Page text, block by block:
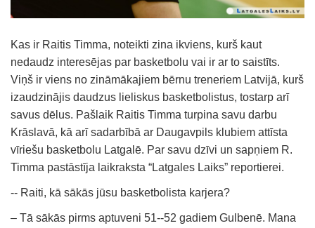
Kas ir Raitis Timma, noteikti zina ikviens, kurš kaut
nedaudz interesējas par basketbolu vai ir ar to saistīts.
Viņš ir viens no zināmākajiem bērnu treneriem Latvijā, kurš
izaudzinājis daudzus lieliskus basketbolistus, tostarp arī
savus dēlus. Pašlaik Raitis Timma turpina savu darbu
Krāslavā, kā arī sadarbībā ar Daugavpils klubiem attīsta
vīriešu basketbolu Latgalē. Par savu dzīvi un sapņiem R.
Timma pastāstīja laikraksta “Latgales Laiks” reportierei.
-- Raiti, kā sākās jūsu basketbolista karjera?
– Tā sākās pirms aptuveni 51--52 gadiem Gulbenē. Mana